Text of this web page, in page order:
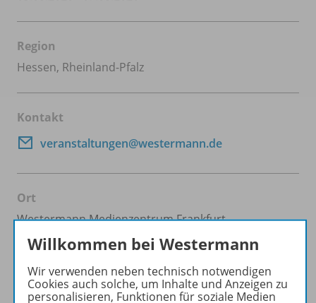
Region
Hessen, Rheinland-Pfalz
Kontakt
veranstaltungen@westermann.de
Ort
Westermann Medienzentrum Frankfurt
Vilbeler Straße 29
60313 Frankfurt am Main
Zum Routenplaner bei Google Maps
Willkommen bei Westermann
Wir verwenden neben technisch notwendigen
Cookies auch solche, um Inhalte und Anzeigen zu
personalisieren, Funktionen für soziale Medien